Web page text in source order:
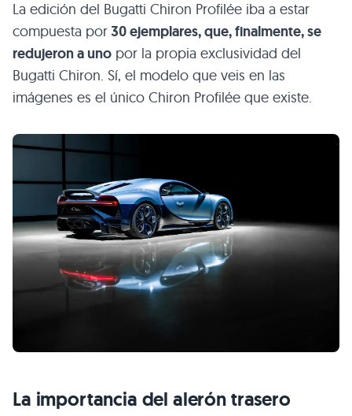
La edición del Bugatti Chiron Profilée iba a estar
compuesta por30 ejemplares, que, finalmente, se
redujeron a uno por la propia exclusividad del
Bugatti Chiron. Sí, el modelo que veis en las
imágenes es el único Chiron Profilée que existe.
La importancia del alerón trasero